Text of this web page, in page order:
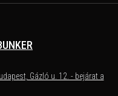
Gázló u. 12. - bejárat a